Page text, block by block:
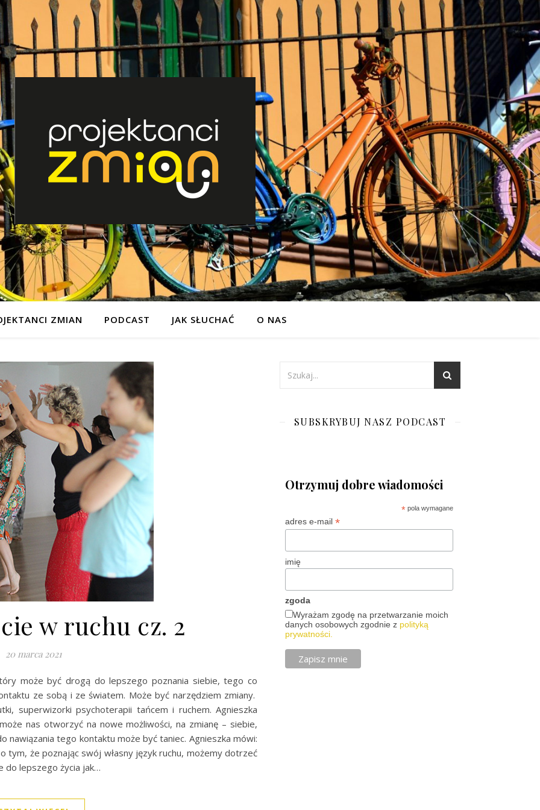
ZMIAN PODCAST JAK SŁUCHAĆ O NAS
w ruchu cz. 2
20 marca 2021
może być drogą do lepszego poznania siebie, tego co
ze sobą i ze światem. Może być narzędziem zmiany.
superwizorki psychoterapii tańcem i ruchem. Agnieszka
nas otworzyć na nowe możliwości, na zmianę – siebie,
nawiązania tego kontaktu może być taniec. Agnieszka mówi:
że poznając swój własny język ruchu, możemy dotrzeć
do lepszego życia jak…
SUBSKRYBUJ NASZ PODCAST
Otrzymuj dobre wiadomości
* pola wymagane
adres e-mail *
imię
zgoda
Wyrażam zgodę na przetwarzanie moich
danych osobowych zgodnie z polityką
prywatności.